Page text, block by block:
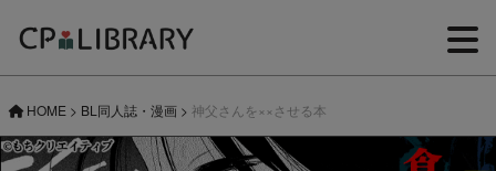
HOME > BL同人誌・漫画 > 神父さんを××させる本